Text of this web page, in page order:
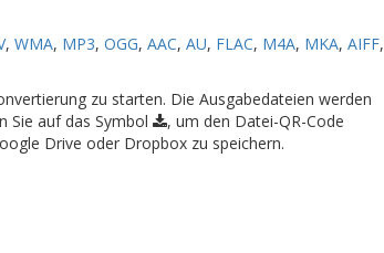
, WMA, MP3, OGG, AAC, AU, FLAC, M4A, MKA, AIFF,
zu starten. Die Ausgabedateien werden
Sie auf das Symbol
, um den Datei-QR-Code
Drive oder Dropbox zu speichern.